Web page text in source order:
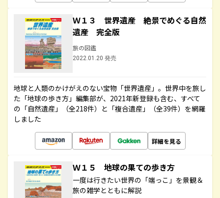
Ｗ１３ 世界遺産 絶景でめぐる自然
遺産 完全版
旅の図鑑
2022.01.20 発売
地球と人類のかけがえのない宝物「世界遺産」。世界中を旅し
た「地球の歩き方」編集部が、2021年新登録も含む、すべて
の「自然遺産」（全218件）と「複合遺産」（全39件）を網羅
しました
詳細を見る
Ｗ１５ 地球の果ての歩き方
一度は行きたい世界の「端っこ」を景観＆
旅の雑学とともに解説